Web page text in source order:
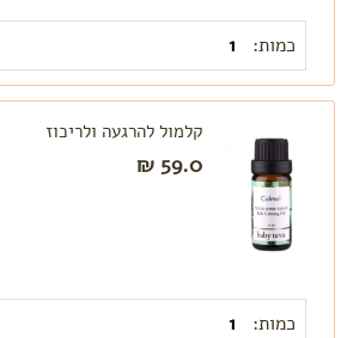
כמות:
קלמול להרגעה ולריכוז
59.0 ₪
כמות: